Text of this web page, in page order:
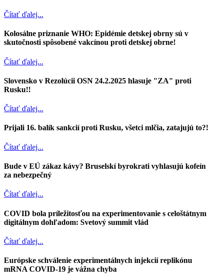
Čítať ďalej...
Kolosálne priznanie WHO: Epidémie detskej obrny sú v
skutočnosti spôsobené vakcínou proti detskej obrne!
Čítať ďalej...
Slovensko v Rezolúcii OSN 24.2.2025 hlasuje "ZA" proti
Rusku!!
Čítať ďalej...
Prijali 16. balík sankcií proti Rusku, všetci mlčia, zatajujú to?!
Čítať ďalej...
Bude v EÚ zákaz kávy? Bruselskí byrokrati vyhlasujú kofeín
za nebezpečný
Čítať ďalej...
COVID bola príležitosťou na experimentovanie s celoštátnym
digitálnym dohľadom: Svetový summit vlád
Čítať ďalej...
Európske schválenie experimentálnych injekcií replikónu
mRNA COVID-19 je vážna chyba